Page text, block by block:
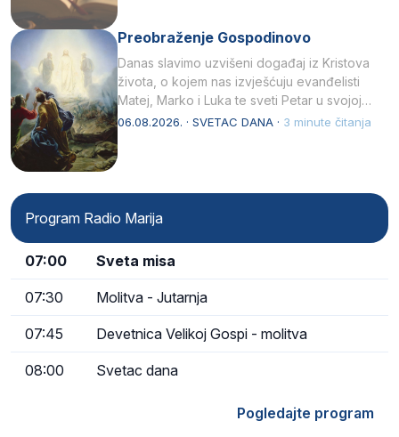
Preobraženje Gospodinovo
Danas slavimo uzvišeni događaj iz Kristova
života, o kojem nas izvješćuju evanđelisti
Matej, Marko i Luka te sveti Petar u svojoj
drugoj…
06.08.2026. · SVETAC DANA · 3 minute čitanja
Program Radio Marija
07:00 Sveta misa
07:30 Molitva - Jutarnja
07:45 Devetnica Velikoj Gospi - molitva
08:00 Svetac dana
Pogledajte program